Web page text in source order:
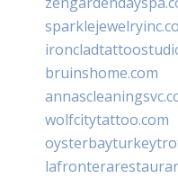
bruinshome.com
wolfcitytattoo.com